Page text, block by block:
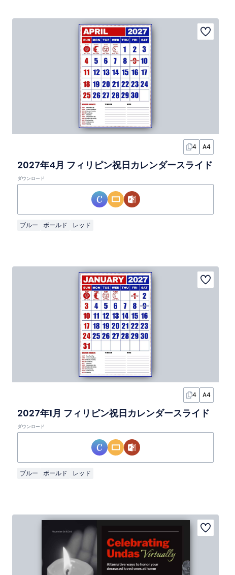
4 A4
2027年4月 フィリピン祝日カレンダースライド
ダウンロード
ブルー ボールド レッド
4 A4
2027年1月 フィリピン祝日カレンダースライド
ダウンロード
ブルー ボールド レッド